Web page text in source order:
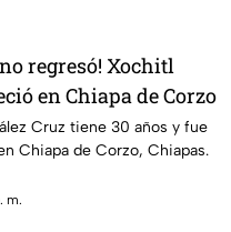
regresó! Xochitl
en Chiapa de Corzo
Cruz tiene 30 años y fue
Chiapa de Corzo, Chiapas.
m.